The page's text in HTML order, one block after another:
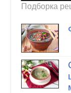
Подборка